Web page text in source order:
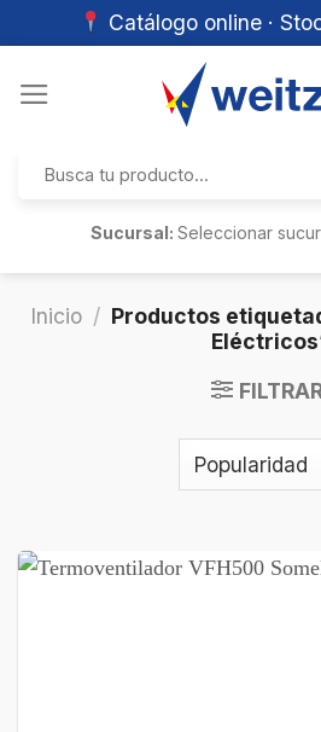
Catálogo online ·
por:
Sucursal:Seleccionar
Inicio / Productos